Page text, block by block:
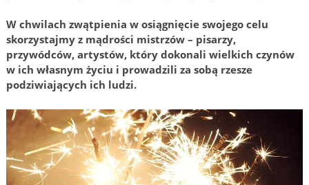
W chwilach zwątpienia w osiągnięcie swojego celu
skorzystajmy z mądrości mistrzów – pisarzy,
przywódców, artystów, który dokonali wielkich czynów
w ich własnym życiu i prowadzili za sobą rzesze
podziwiających ich ludzi.